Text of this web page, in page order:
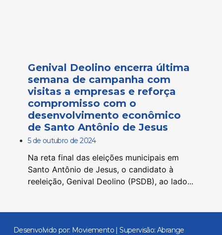
Genival Deolino encerra última
semana de campanha com
visitas a empresas e reforça
compromisso com o
desenvolvimento econômico
de Santo Antônio de Jesus
5 de outubro de 2024
Na reta final das eleições municipais em
Santo Antônio de Jesus, o candidato à
reeleição, Genival Deolino (PSDB), ao lado...
Desenvolvido por: Moviemento | Supervisão: Abrange